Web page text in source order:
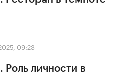
09:23
личности в